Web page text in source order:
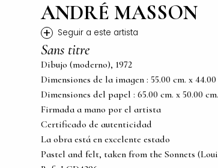
ANDRÉ MASSON
+ Seguir a este artista
Sans titre
Dibujo (moderno), 1972
Dimensiones de la imagen : 55.00 cm. x 44.00
Dimensiones del papel : 65.00 cm. x 50.00
Firmada a mano por el artista
Certificado de autenticidad
La obra está en excelente estado
Pastel and felt, taken from the Sonnets